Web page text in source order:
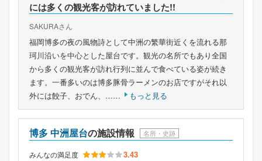
には多くの観光客が訪れていました!!
SAKURAさん
福岡博多の夜の風物詩として中洲の繁華街近くを流れる那
珂川沿いを中心とした屋台です。観光の名所でもあり全国
から多くの観光客が訪れ行列に並んで食べている姿が続き
ます。一番多いのは博多豚骨ラーメンのお店ですがそれ以
外には餃子、おでん、……
もっと見る
博多 中洲屋台の施設情報 名所・史跡
みんなの満足度 3.43